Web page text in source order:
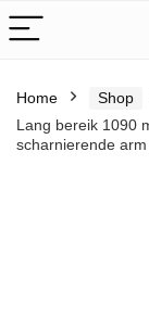
Home Shop
Lang bereik 1090
scharnierende